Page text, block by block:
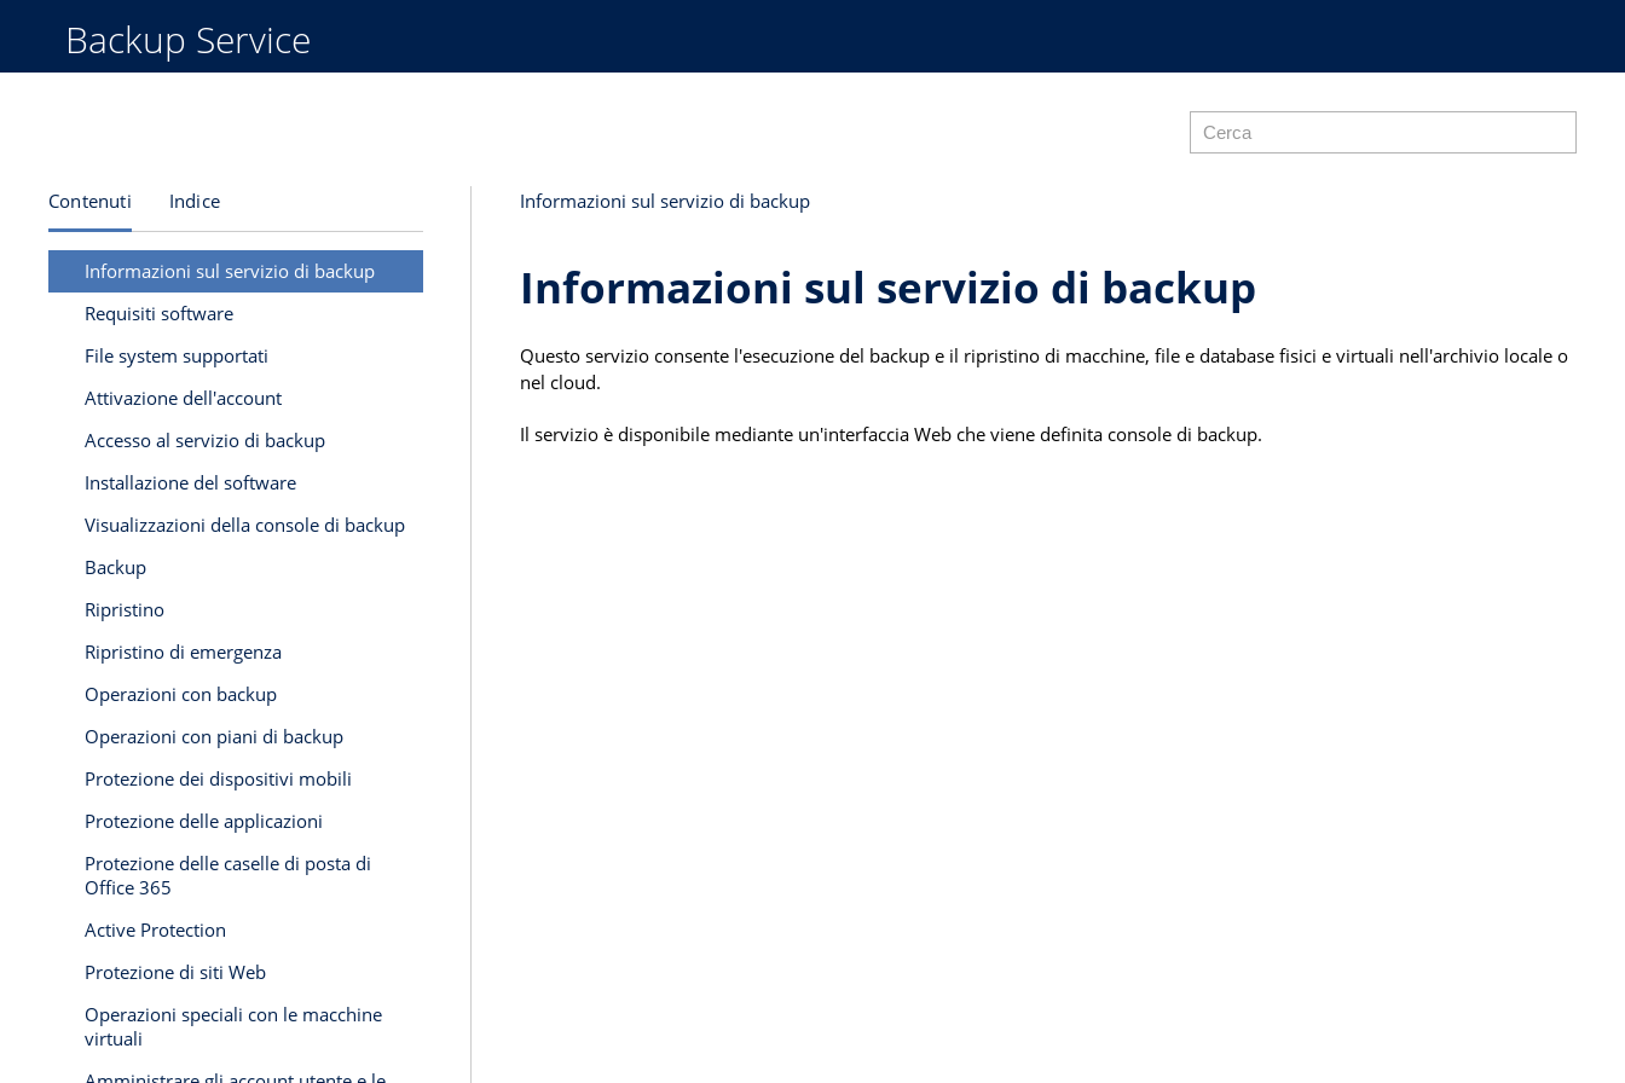
Informazioni sul servizio di backup
Informazioni sul servizio di backup
Questo servizio consente l'esecuzione del backup e il ripristino di macchine, file e database fisici e virtuali nell'archivio locale o
nel cloud.
Il servizio è disponibile mediante un'interfaccia Web che viene definita console di backup.
Backup Service
Informazioni sul servizio di backup
Requisiti software
File system supportati
Attivazione dell'account
Accesso al servizio di backup
Installazione del software
Visualizzazioni della console di backup
Backup
Ripristino
Ripristino di emergenza
Operazioni con backup
Operazioni con piani di backup
Protezione dei dispositivi mobili
Protezione delle applicazioni
Protezione delle caselle di posta di
Office 365
Active Protection
Protezione di siti Web
Operazioni speciali con le macchine
virtuali
Contenuti Indice